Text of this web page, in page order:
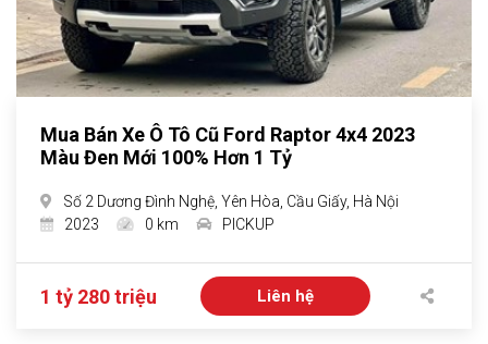
Mua Bán Xe Ô Tô Cũ Ford Raptor 4x4 2023
Màu Đen Mới 100% Hơn 1 Tỷ
Số 2 Dương Đình Nghệ, Yên Hòa, Cầu Giấy, Hà Nội
2023
0 km PICKUP
1 tỷ 280 triệu Liên hệ